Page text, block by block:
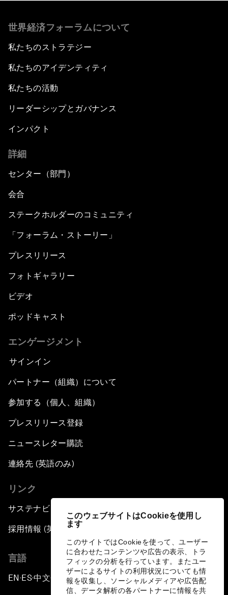
このウェブサイトはCookieを使用し
ます
このサイトではCookieを使って、ユーザー
に合わせたコンテンツや広告の表示、トラ
フィックの分析を行っています。またユー
ザーによるサイトの利用状況についても情
報を収集し、ソーシャルメディアや広告配
信、データ解析の各パートナーに情報を共
世界経済フォーラムについて
私たちのストラテジー
私たちのアイデンティティ
私たちの活動
リーダーシップとガバナンス
インパクト
詳細
センター（部門）
会合
ステークホルダーのコミュニティ
「フォーラム・ストーリー」
プレスリリース
フォトギャラリー
ビデオ
ポッドキャスト
エンゲージメント
サインイン
パートナー（組織）について
参加する（個人、組織）
プレスリリース登録
ニュースレター購読
連絡先 (英語のみ)
リンク
サステナビリティへの取り組み
採用情報 (英語のみ)
言語
EN ▪ES▪中文▪ 日本語